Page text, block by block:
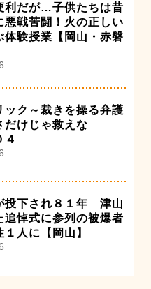
利だが…子供たちは昔
悪戦苦闘！火の正しい
体験授業【岡山・赤磐
ック～裁きを操る弁護
だけじゃ救えな
投下され８１年 津山
追悼式に参列の被爆者
人に【岡山】